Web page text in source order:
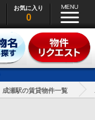
お気に入り
0
成瀬駅の賃貸物件一覧